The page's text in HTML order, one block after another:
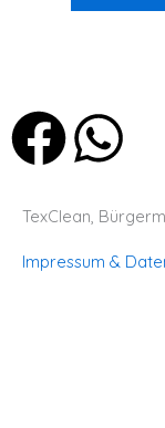
F
a
c
W
h
a
TexClean,
Impressum &